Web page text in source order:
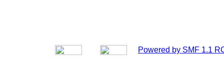
Powered by SMF 1.1